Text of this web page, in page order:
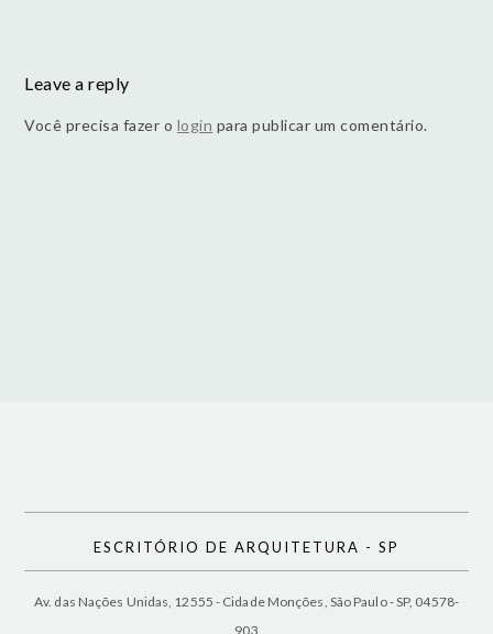
Leave a reply
Você precisa fazer o login para publicar um comentário.
ESCRITÓRIO DE ARQUITETURA - SP
Av. das Nações Unidas, 12555 - Cidade Monções, São Paulo - SP, 04578-
903